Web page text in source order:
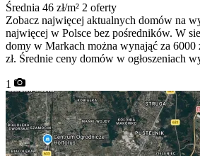
Średnia 46 zł/m² 2 oferty
Zobacz najwięcej aktualnych domów na
najwięcej w Polsce bez pośredników. W
domy w Markach można wynająć za 6000
zł. Średnie ceny domów w ogłoszeniach
1